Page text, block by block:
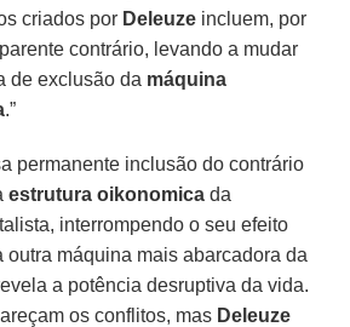
criados por Deleuze incluem, por
contrário, levando a mudar
de exclusão da máquina
.”
permanente inclusão do contrário
estrutura oikonomica da
interrompendo o seu efeito
outra máquina mais abarcadora da
a potência desruptiva da vida.
os conflitos, mas Deleuze